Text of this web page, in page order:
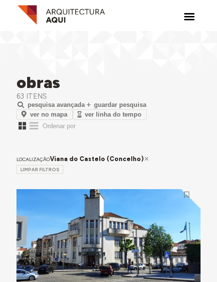
obras
63 ITENS
pesquisa avançada
guardar pesquisa
ver no mapa
ver linha do tempo
LOCALIZAÇÃOViana do Castelo (Concelho)
LIMPAR FILTROS